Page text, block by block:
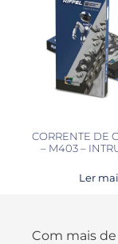
CORRENTE DE
– M403 –
Ler
Com mais